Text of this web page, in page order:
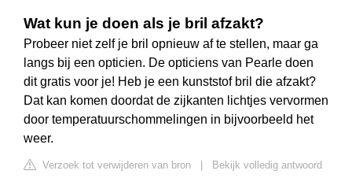
Wat kun je doen als je bril afzakt?
Probeer niet zelf je bril opnieuw af te stellen, maar ga
langs bij een opticien. De opticiens van Pearle doen
dit gratis voor je! Heb je een kunststof bril die afzakt?
Dat kan komen doordat de zijkanten lichtjes vervormen
door temperatuurschommelingen in bijvoorbeeld het
weer.
Verzoek tot verwijderen van bron
Bekijk volledig antwoord